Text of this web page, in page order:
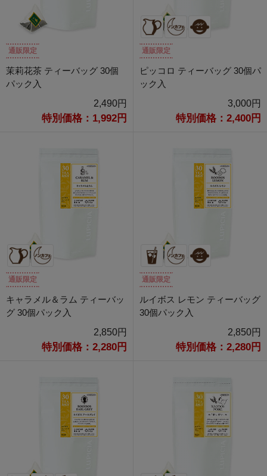
通販限定
茉莉花茶 ティーバッグ 30個
パック入
2,490円
特別価格：1,992円
通販限定
ピッコロ ティーバッグ 30個パ
ック入
3,000円
特別価格：2,400円
通販限定
キャラメル＆ラム ティーバッ
グ 30個パック入
2,850円
特別価格：2,280円
通販限定
ルイボス レモン ティーバッグ
30個パック入
2,850円
特別価格：2,280円